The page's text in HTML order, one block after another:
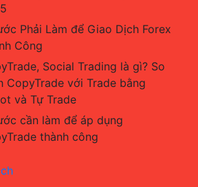
Phải Làm để Giao Dịch Forex
Công
Social Trading là gì? So
CopyTrade với Trade bằng
và Tự Trade
cần làm để áp dụng
thành công